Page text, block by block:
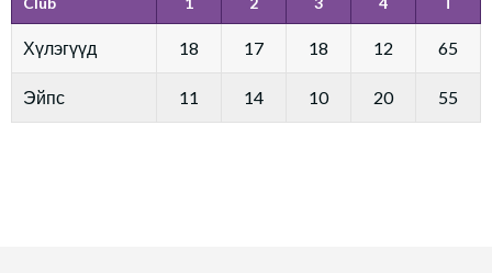
Хүлэгүүд 18 17 18 12 65
Эйпс 11 14 10 20 55